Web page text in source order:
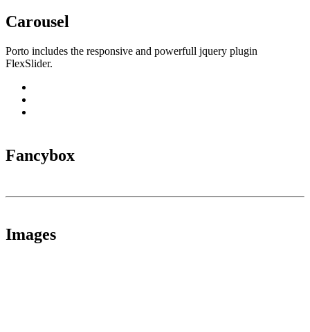
Carousel
Porto includes the responsive and powerfull jquery plugin
FlexSlider.
Fancybox
Images